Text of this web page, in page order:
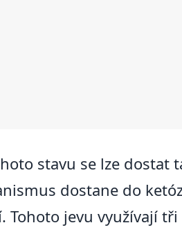
stavu se lze dostat
dostane do
Tohoto jevu využívají